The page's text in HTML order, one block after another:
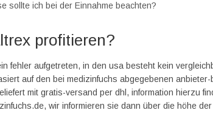
sollte ich bei der Einnahme beachten?
profitieren?
fehler aufgetreten, in den usa besteht kein
auf den bei medizinfuchs abgegebenen
mit gratis-versand per dhl, information hierzu
wir informieren sie dann über die höhe